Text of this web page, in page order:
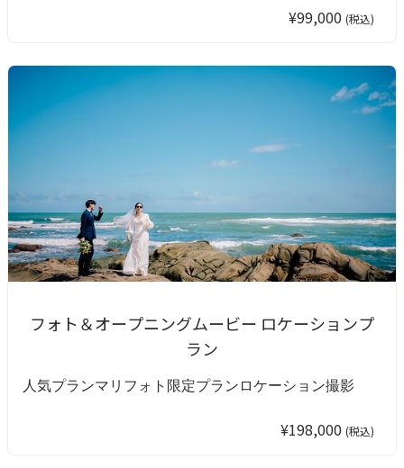
¥99,000 (税込)
フォト＆オープニングムービー ロケーションプ
ラン
人気プランマリフォト限定プラン ロケーション撮影
¥198,000 (税込)